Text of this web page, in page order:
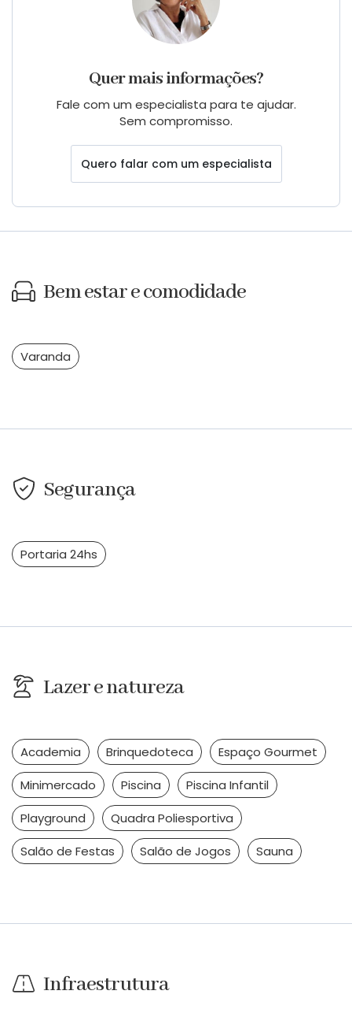
Quer mais informações?
Fale com um especialista para te ajudar.
Sem compromisso.
Quero falar com um especialista
Bem estar e comodidade
Varanda
Segurança
Portaria 24hs
Lazer e natureza
Academia Brinquedoteca
Espaço Gourmet
Minimercado
Piscina
Piscina Infantil
Playground
Quadra Poliesportiva
Salão de Festas
Salão de Jogos Sauna
Infraestrutura